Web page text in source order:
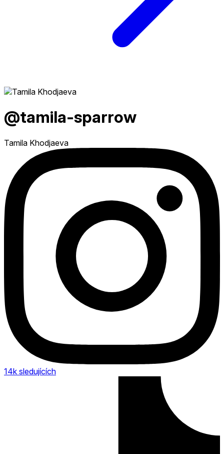
@tamila-sparrow
Tamila Khodjaeva
14k sledujících